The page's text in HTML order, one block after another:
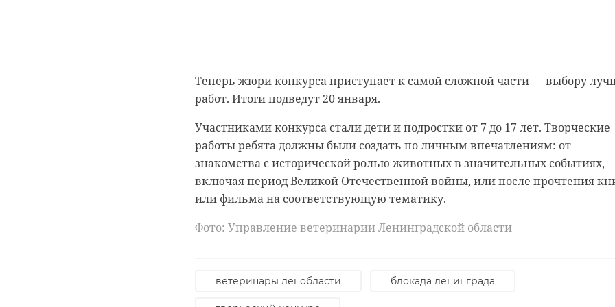
Теперь жюри конкурса приступает к самой сложной части — выбору
работ. Итоги подведут 20 января.
Участниками конкурса стали дети и подростки от 7 до 17 лет. Творческие
работы ребята должны были создать по личным впечатлениям: от
знакомства с исторической ролью животных в значительных событиях,
включая период Великой Отечественной войны, или после прочтения
или фильма на соответствующую тематику.
Фото: Управление ветеринарии Ленинградской области
ветеринары ленобласти блокада ленинграда
В Ленинградской области в честь 80-летия прорыва блокады Ленинграда
запустили онлайн-эстафету памяти "Прорыв 80". Накануне к акции
воспоминаний жителя блокадного Ленинграда зачитал начальник ГКУ
"Управление по обеспечению ГЗ ЛО" Альберт Пикалюк.
В основу ролика лёг отрывок из воспоминаний Игоря Константиновича
Малахова. В своем дневнике житель рассказал о событиях 8 сентября 1941
прорыва блокады, или прочитать фрагмент из писем и дневников,